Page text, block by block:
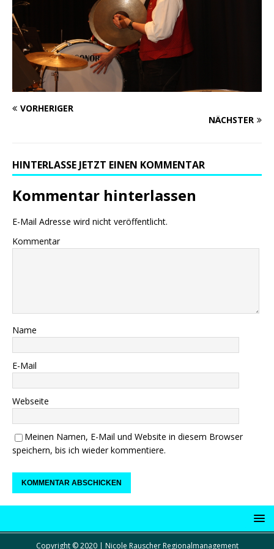
VORHERIGER
NÄCHSTER
HINTERLASSE JETZT EINEN KOMMENTAR
Kommentar hinterlassen
E-Mail Adresse wird nicht veröffentlicht.
Kommentar
Name
E-Mail
Webseite
Meinen Namen, E-Mail und Website in diesem Browser
speichern, bis ich wieder kommentiere.
Copyright © 2020 | Nicole Rauscher Regionalmanagement